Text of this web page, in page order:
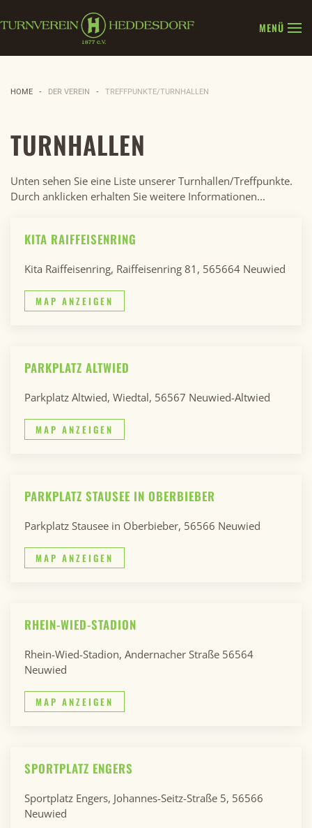
Zum Hauptinhalt springen
MENÜ
HOME DER VEREIN TREFFPUNKTE/TURNHALLEN
TURNHALLEN
Unten sehen Sie eine Liste unserer Turnhallen/Treffpunkte.
Durch anklicken erhalten Sie weitere Informationen...
KITA RAIFFEISENRING
Kita Raiffeisenring, Raiffeisenring 81, 565664 Neuwied
MAP ANZEIGEN
PARKPLATZ ALTWIED
Parkplatz Altwied, Wiedtal, 56567 Neuwied-Altwied
MAP ANZEIGEN
PARKPLATZ STAUSEE IN OBERBIEBER
Parkplatz Stausee in Oberbieber, 56566 Neuwied
MAP ANZEIGEN
RHEIN-WIED-STADION
Rhein-Wied-Stadion, Andernacher Straße 56564
Neuwied
MAP ANZEIGEN
SPORTPLATZ ENGERS
Sportplatz Engers, Johannes-Seitz-Straße 5, 56566
Neuwied